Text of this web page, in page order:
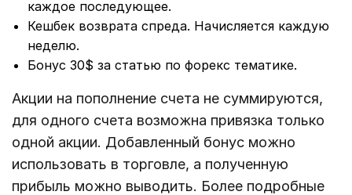
каждое последующее.
Кешбек возврата спреда. Начисляется каждую
неделю.
Бонус 30$ за статью по форекс тематике.
Акции на пополнение счета не суммируются,
для одного счета возможна привязка только
одной акции. Добавленный бонус можно
использовать в торговле, а полученную
прибыль можно выводить. Более подробные